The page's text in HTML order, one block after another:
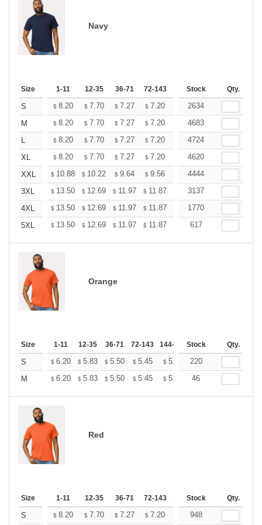
Navy
Size 1-11 12-35 36-71 72-143 144-287 288 + More
Stock Qty.
S $ 8.20 $ 7.70 $ 7.27 $ 7.20 7.08
2634
M
$ 8.20 $ 7.70 $ 7.27 $ 7.20 7.08
4683
L
$ 8.20 $ 7.70 $ 7.27 $ 7.20 7.08
4724
XL
$ 8.20 $ 7.70 $ 7.27 $ 7.20 7.08
4620
XXL
$ 10.88 $ 10.22 $ 9.64 $ 9.56 9.39
4444
3XL
$ 13.50 $ 12.69 $ 11.97 $ 11.87 11.66
3137
4XL
$ 13.50 $ 12.69 $ 11.97 $ 11.87 11.66
1770
5XL
$ 13.50 $ 12.69 $ 11.97 $ 11.87 11.66
617
Orange
Size 1-11 12-35 36-71 72-143 144-287 288 + More
Stock Qty.
S $ 6.20 $ 5.83 $ 5.50 $ 5.45 $ 5.36 $5.31
220
M
$ 6.20 $ 5.83 $ 5.50 $ 5.45 $ 5.36 $5.31
46
Red
Size 1-11 12-35 36-71 72-143 144-287 288 + More
Stock Qty.
S $ 8.20 $ 7.70 $ 7.27 $ 7.20 7.08
948